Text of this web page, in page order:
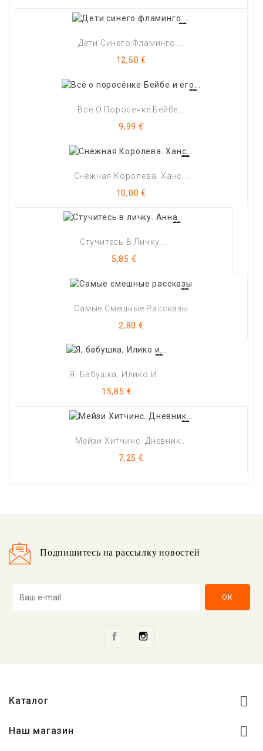
Дети Синего Фламинго....
Цена
12,50 €
Всё О Поросёнке Бейбе...
Цена
9,99 €
Снежная Королева. Ханс...
Цена
10,00 €
Стучитесь В Личку....
Цена
5,85 €
Самые Смешные Рассказы
Цена
2,80 €
Я, Бабушка, Илико И...
Цена
15,85 €
Мейзи Хитчинс. Дневник...
Цена
7,25 €
Подпишитесь на рассылку новостей
Facebook
Каталог 
Наш магазин 